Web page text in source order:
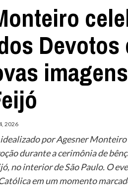
2026
por Agesner
durante a cerimônia de
no interior de São Paulo. O
em um momento